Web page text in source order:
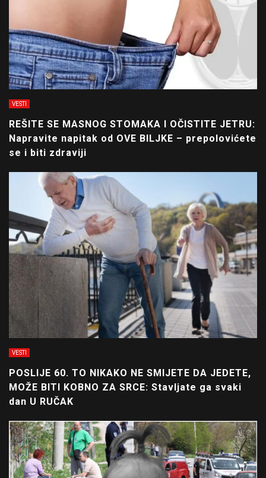
VESTI
REŠITE SE MASNOG STOMAKA I OČISTITE JETRU:
Napravite napitak od OVE BILJKE – prepolovićete
se i biti zdraviji
VESTI
POSLIJE 60. TO NIKAKO NE SMIJETE DA JEDETE,
MOŽE BITI KOBNO ZA SRCE: Stavljate ga svaki
dan U RUČAK